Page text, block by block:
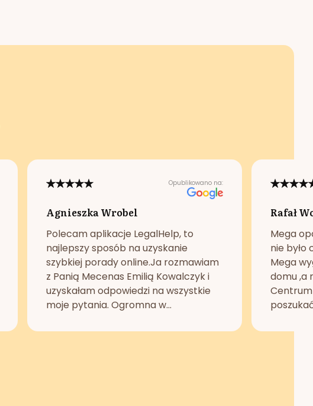
Opublikowano na:
Agnieszka Wrobel
Polecam aplikacje LegalHelp, to
najlepszy sposób na uzyskanie
szybkiej porady online.Ja rozmawiam
z Panią Mecenas Emilią Kowalczyk i
uzyskałam odpowiedzi na wszystkie
moje pytania. Ogromna w...
Rafał
Mega
nie było
Mega
domu ,a